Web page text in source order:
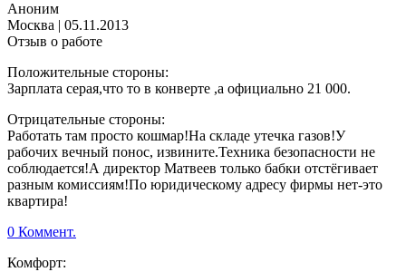
Аноним
Москва | 05.11.2013
Отзыв о работе
Положительные стороны:
Зарплата серая,что то в конверте ,а официально 21 000.
Отрицательные стороны:
Работать там просто кошмар!На складе утечка газов!У
рабочих вечный понос, извините.Техника безопасности не
соблюдается!А директор Матвеев только бабки отстёгивает
разным комиссиям!По юридическому адресу фирмы нет-это
квартира!
0 Коммент.
Комфорт: